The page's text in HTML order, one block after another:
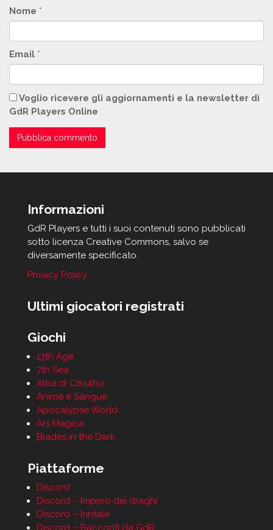
Nome *
Email *
Voglio ricevere gli aggiornamenti e la newsletter di
GdR Players Online
Informazioni
GdR Players e tutti i suoi contenuti sono pubblicati
sotto licenza Creative Commons, salvo se
diversamente specificato.
Privacy Policy
Ultimi giocatori registrati
Giochi
13th Age
7th Sea
Alba di Cthulhu
Anime e Sangue
Apocalypse World
Ars Magica
Blades in the Dark
Piattaforme
Discord
Discord – Impero dei draghi
Discord – Inntale
Discord – Racconti da GdR